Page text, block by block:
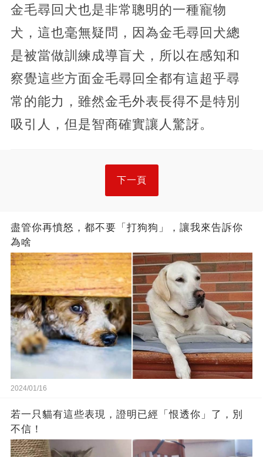
金毛尋回犬也是非常聰明的一種寵物
犬，這也毫無疑問，因為金毛尋回犬總
是被當做訓練成導盲犬，所以在感知和
察覺這些方面金毛尋回全都有這超乎尋
常的能力，雖然金毛外表長得不是特別
吸引人，但是智商確實讓人驚訝。
下一頁
盡管你再憤怒，都不要「打狗狗」，讓我來告訴你
為啥
2024/01/16
若一只貓有這些表現，證明已經「恨透你」了，別
不信！